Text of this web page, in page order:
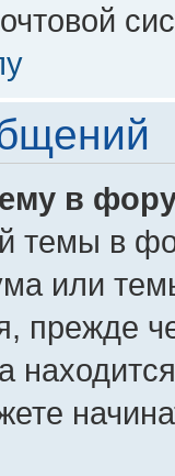
в
темы в
или
прежде